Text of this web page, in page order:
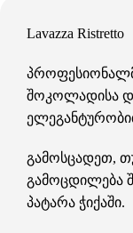
Lavazza Ristretto
შოკოლადისა
გამოსცადეთ,
გამოცდილება
პატარა ჭიქაში.